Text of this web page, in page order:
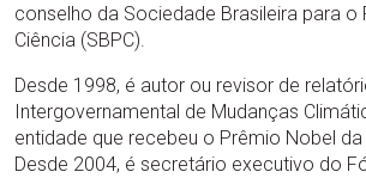
conselho da Sociedade Brasileira para o
Ciência (SBPC).
Desde 1998, é autor ou revisor de
Intergovernamental de Mudanças
entidade que recebeu o Prêmio Nobel
Desde 2004, é secretário executivo do